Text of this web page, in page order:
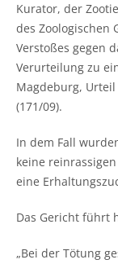
Kurator, der
des Zoologischen
Verstoßes gegen
Verurteilung zu
Magdeburg, Urteil
(171/09).
In dem Fall
keine
eine
Das Gericht führt
„Bei der Tötung